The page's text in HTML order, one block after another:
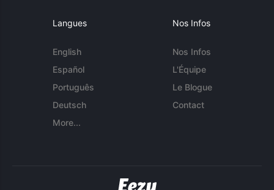
Langues
English
Español
Português
Deutsch
More...
Nos Infos
Nos Infos
L'Équipe
Le Blogue
Contact